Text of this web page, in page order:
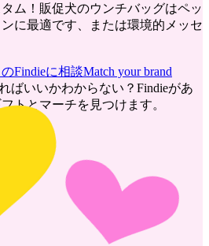
ム！販促犬のウンチバッグはペッ
に最適です、または環境的メッセ
Findieに相談Match your brand
ばいいかわからない？Findieがあ
トとマーチを見つけます。